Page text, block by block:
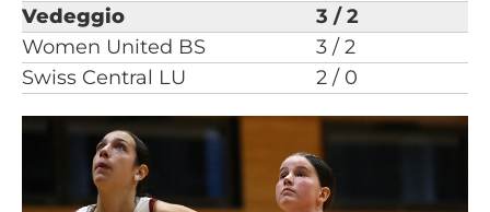
Vedeggio
3 / 2
Women United BS
3 / 2
Swiss Central LU
2 / 0